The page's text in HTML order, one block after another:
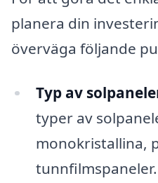
planera din
överväga följande
Typ av
typer av
monokristallina,